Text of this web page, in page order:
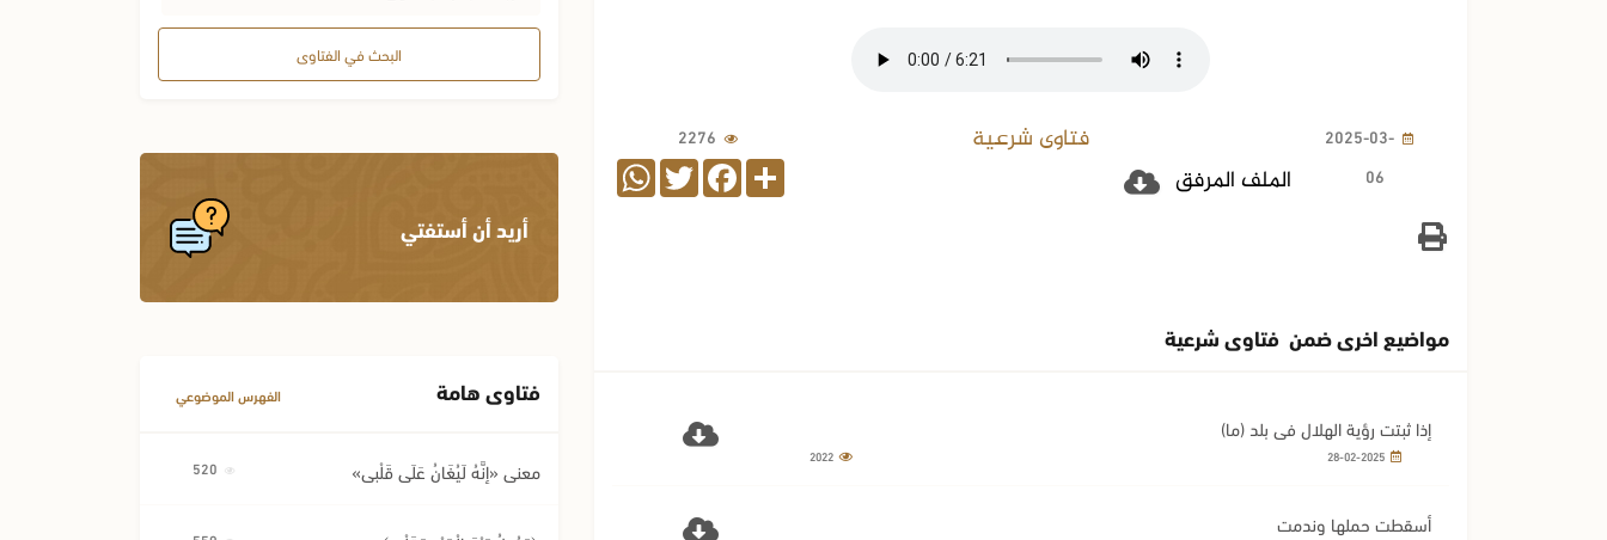
2025-03-
06
فتاوى شرعية 2276
الملف المرفق Share
Facebook
Twitter
WhatsApp
مواضيع اخرى ضمن فتاوى شرعية
إذا ثبتت رؤية الهلال في بلد (ما)
2022
أسقطت حملها وندمت
البحث في الفتاوى
أريد أن أستفتي
فتاوى هامة الفهرس الموضوعي
معنى «إِنَّهُ لَيُغَانُ عَلَى قَلْبِي»